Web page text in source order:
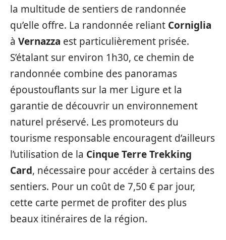
la multitude de sentiers de randonnée
qu’elle offre. La randonnée reliant Corniglia
à Vernazza est particulièrement prisée.
S’étalant sur environ 1h30, ce chemin de
randonnée combine des panoramas
époustouflants sur la mer Ligure et la
garantie de découvrir un environnement
naturel préservé. Les promoteurs du
tourisme responsable encouragent d’ailleurs
l’utilisation de la Cinque Terre Trekking
Card, nécessaire pour accéder à certains des
sentiers. Pour un coût de 7,50 € par jour,
cette carte permet de profiter des plus
beaux itinéraires de la région.